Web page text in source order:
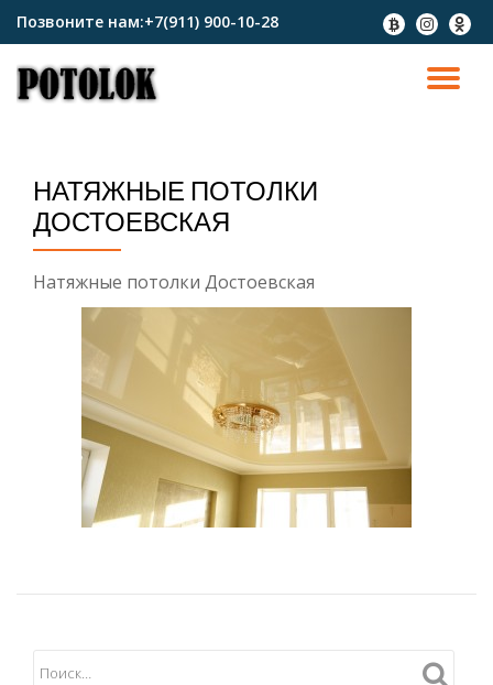
содержимому
Позвоните нам:+7(911) 900-10-28
fa-
btc
fa-
instagram
fa-
НАТЯЖНЫЕ ПОТОЛКИ
ДОСТОЕВСКАЯ
Натяжные потолки Достоевская